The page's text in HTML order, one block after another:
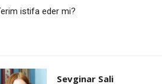
istifa eder mi?
Sevginar Sali